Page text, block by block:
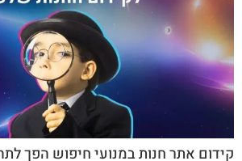
קידום אתר חנות במנועי חיפוש הפך